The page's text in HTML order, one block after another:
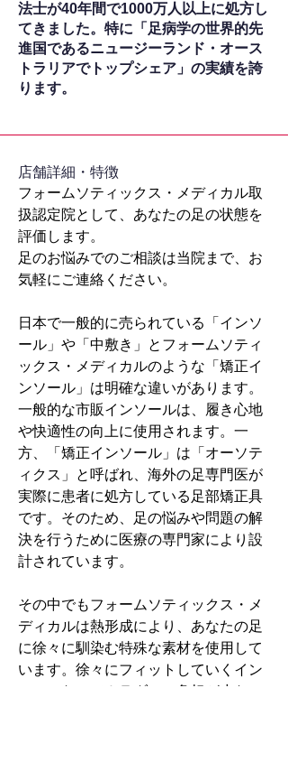
法士が40年間で1000万人以上に処方し
てきました。特に「足病学の世界的先
進国であるニュージーランド・オース
トラリアでトップシェア」の実績を誇
ります。
​店舗詳細・特徴
フォームソティックス・メディカル取
扱認定院として、あなたの足の状態を
評価します。
足のお悩みでのご相談は当院まで、お
気軽にご連絡ください。
日本で一般的に売られている「インソ
ール」や「中敷き」とフォームソティ
ックス・メディカルのような「矯正イ
ンソール」は明確な違いがあります。
一般的な市販インソールは、履き心地
や快適性の向上に使用されます。一
方、「矯正インソール」は「オーソテ
ィクス」と呼ばれ、海外の足専門医が
実際に患者に処方している足部矯正具
です。そのため、足の悩みや問題の解
決を行うために医療の専門家により設
計されています。
その中でもフォームソティックス・メ
ディカルは熱形成により、あなたの足
に徐々に馴染む特殊な素材を使用して
います。徐々にフィットしていくイン
ソールなのでカラダへの負担が少ない